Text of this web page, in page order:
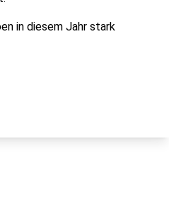
in diesem Jahr stark